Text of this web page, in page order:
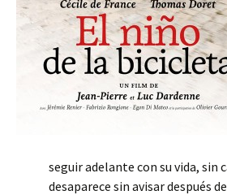
seguir adelante con su vida, sin
desaparece sin avisar después